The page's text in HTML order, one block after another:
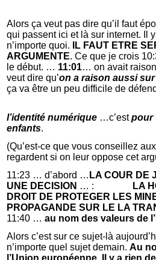
Alors ça veut pas dire qu’il faut
qui passent ici et là sur internet. Il
n’importe quoi.
IL FAUT ETRE
ARGUMENTE. Ce que je crois
le début. … 11:01… on avait
veut dire qu’on a raison aussi
ça va être un peu difficile de
l’identité numérique …c’estpour
enfants.
(Qu’est-ce que vous conseillez
regardent si on leur oppose cet
11:23 … d’abord … LA COUR DE
UNE DECISION … :
LA
DROIT DE PROTEGER LES
PROPAGANDE SUR LE LA
11:40 …au nom des valeurs de
Alors c’est sur ce sujet-là
n’importe quel sujet demain.Au